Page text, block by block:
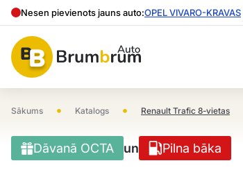
Nesen pievienots jauns auto:OPEL VIVARO-KRAVAS
Sākums • Katalogs • Renault Trafic 8-vietas
Dāvanā OCTA un Pilna bāka